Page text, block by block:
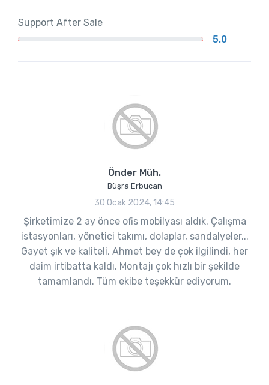
Support After Sale
5.0
Önder Müh.
Büşra Erbucan
30 Ocak 2024, 14:45
Şirketimize 2 ay önce ofis mobilyası aldık. Çalışma
istasyonları, yönetici takımı, dolaplar, sandalyeler...
Gayet şık ve kaliteli, Ahmet bey de çok ilgilindi, her
daim irtibatta kaldı. Montajı çok hızlı bir şekilde
tamamlandı. Tüm ekibe teşekkür ediyorum.